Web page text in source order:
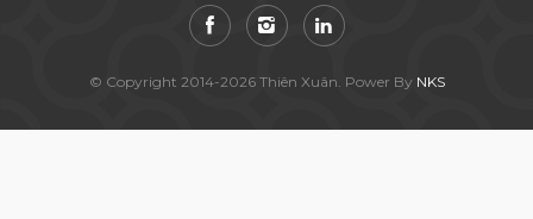
© Copyright 2014-2026 Thiên Xuân. Power By NKS